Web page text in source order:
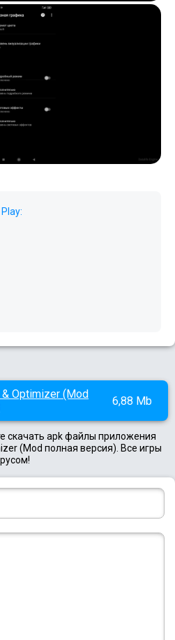
& Optimizer (Mod
6,88 Mb
скачать apk файлы приложения
(Mod полная версия). Все игры